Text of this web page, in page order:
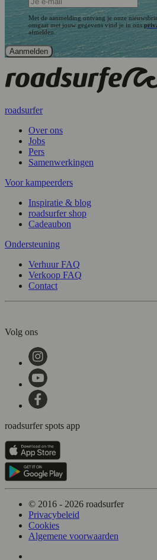
Met de aanmelding ontvang je onze
omgaat met jouw gegevens vind je in ons
afmelden.
roadsurfer
Over ons
Jobs
Pers
Samenwerkingen
Voor kampeerders
Inspiratie & blog
roadsurfer shop
Cadeaubon
Ondersteuning
Verhuur FAQ
Verkoop FAQ
Contact
Volg ons
roadsurfer spots app
© 2016 - 2026 roadsurfer
Privacybeleid
Cookies
Algemene voorwaarden